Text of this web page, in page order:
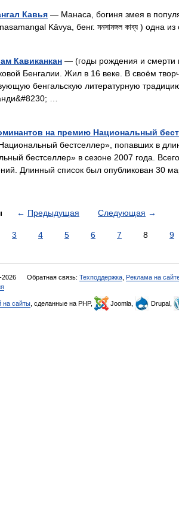
Кавья — Манаса, богиня змея в
Kāvya, бенг. মনসামঙ্গল কাব্য ) одна
Кавиканкан — (годы рождения и смерти
Бенгалии. Жил в 16 веке. В своём
бенгальскую литературную
…
на премию Национальный
бестселлер», попавших в
бестселлер» в сезоне 2007 года.
Длинный список был опубликован 30
← Предыдущая Следующая →
3 4 5 6 7 8 9
2026 Обратная связь: Техподдержка Реклама на
на сайты , сделанные на PHP, Joomla, Drupal,